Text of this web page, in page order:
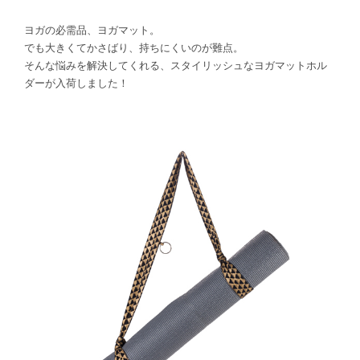
ヨガの必需品、ヨガマット。
でも大きくてかさばり、持ちにくいのが難点。
そんな悩みを解決してくれる、スタイリッシュなヨガマットホル
ダーが入荷しました！